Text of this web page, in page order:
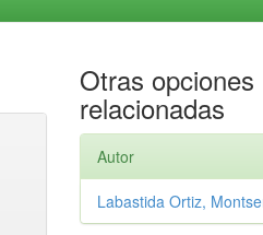
Otras opciones
relacionadas
Autor
Labastida Ortiz,